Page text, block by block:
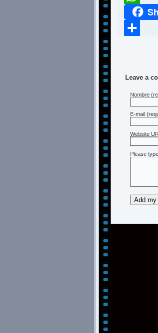
WhatsApp
Leave a
Nombre
E-mail
Website
Please